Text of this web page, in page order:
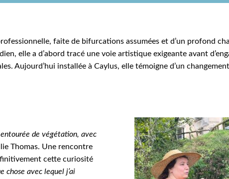
faite de bifurcations assumées et d’un profond
elle a d’abord tracé une voie artistique exigeante avant
Aujourd’hui installée à Caylus, elle témoigne d’un
de végétation, avec
Thomas. Une rencontre
cette curiosité
chose avec lequel j’ai